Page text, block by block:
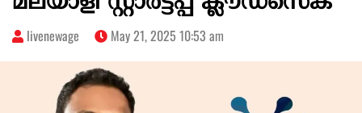
livenewage May 21, 2025 10:53 am